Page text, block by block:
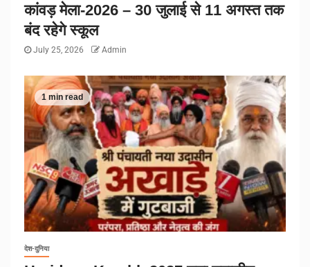
कांवड़ मेला-2026 – 30 जुलाई से 11 अगस्त तक
बंद रहेगे स्कूल
July 25, 2026 Admin
1 min read
देश-दुनिया